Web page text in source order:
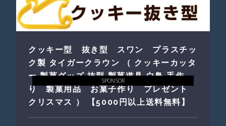
クッキー型 抜き型 スワン プラスチッ
ク製 タイガークラウン （ クッキーカッタ
ー 製菓グッズ 抜型 製菓道具 白鳥 手作
り 製菓用品 お菓子作り プレゼント
クリスマス ） 【5000円以上送料無料】
SPONSOR